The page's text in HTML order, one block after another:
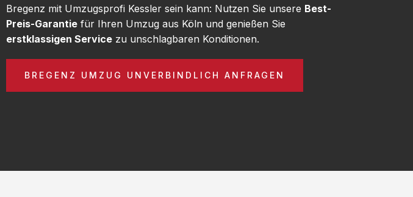
Bregenz mit Umzugsprofi Kessler sein kann: Nutzen Sie unsere Best-
Preis-Garantie für Ihren Umzug aus Köln und genießen Sie
erstklassigen Service zu unschlagbaren Konditionen.
BREGENZ UMZUG UNVERBINDLICH ANFRAGEN